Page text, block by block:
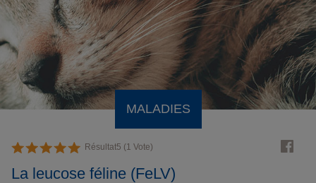
MALADIES
Résultat5 (1 Vote)
La leucose féline (FeLV)